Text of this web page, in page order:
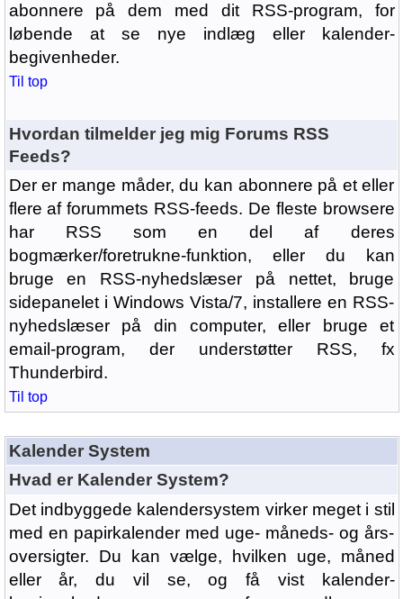
abonnere på dem med dit RSS-program, for
løbende at se nye indlæg eller kalender-
begivenheder.
Til top
Hvordan tilmelder jeg mig Forums RSS
Feeds?
Der er mange måder, du kan abonnere på et eller
flere af forummets RSS-feeds. De fleste browsere
har RSS som en del af deres
bogmærker/foretrukne-funktion, eller du kan
bruge en RSS-nyhedslæser på nettet, bruge
sidepanelet i Windows Vista/7, installere en RSS-
nyhedslæser på din computer, eller bruge et
email-program, der understøtter RSS, fx
Thunderbird.
Til top
Kalender System
Hvad er Kalender System?
Det indbyggede kalendersystem virker meget i stil
med en papirkalender med uge- måneds- og års-
oversigter. Du kan vælge, hvilken uge, måned
eller år, du vil se, og få vist kalender-